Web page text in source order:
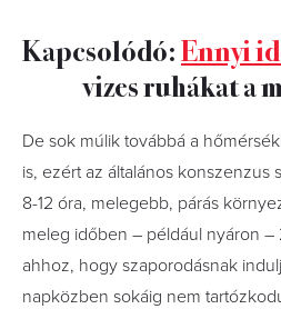
Kapcsolódó:Ennyi
vizes ruhákat a
De sok múlik továbbá a
is, ezért az általános konszenzus
8-12 óra, melegebb, párás
meleg időben – például nyáron –
ahhoz, hogy szaporodásnak
napközben sokáig nem